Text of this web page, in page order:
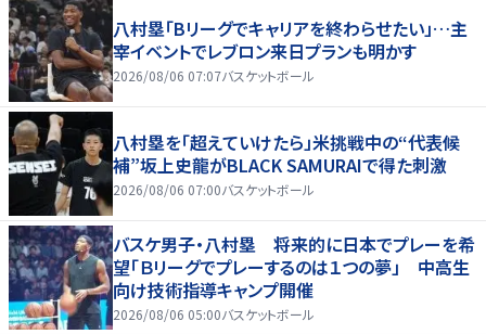
八村塁「Bリーグでキャリアを終わらせたい」…主
宰イベントでレブロン来日プランも明かす
2026/08/06 07:07バスケットボール
八村塁を「超えていけたら」米挑戦中の“代表候
補”坂上史龍がBLACK SAMURAIで得た刺激
2026/08/06 07:00バスケットボール
バスケ男子・八村塁 将来的に日本でプレーを希
望「Ｂリーグでプレーするのは１つの夢」 中高生
向け技術指導キャンプ開催
2026/08/06 05:00バスケットボール